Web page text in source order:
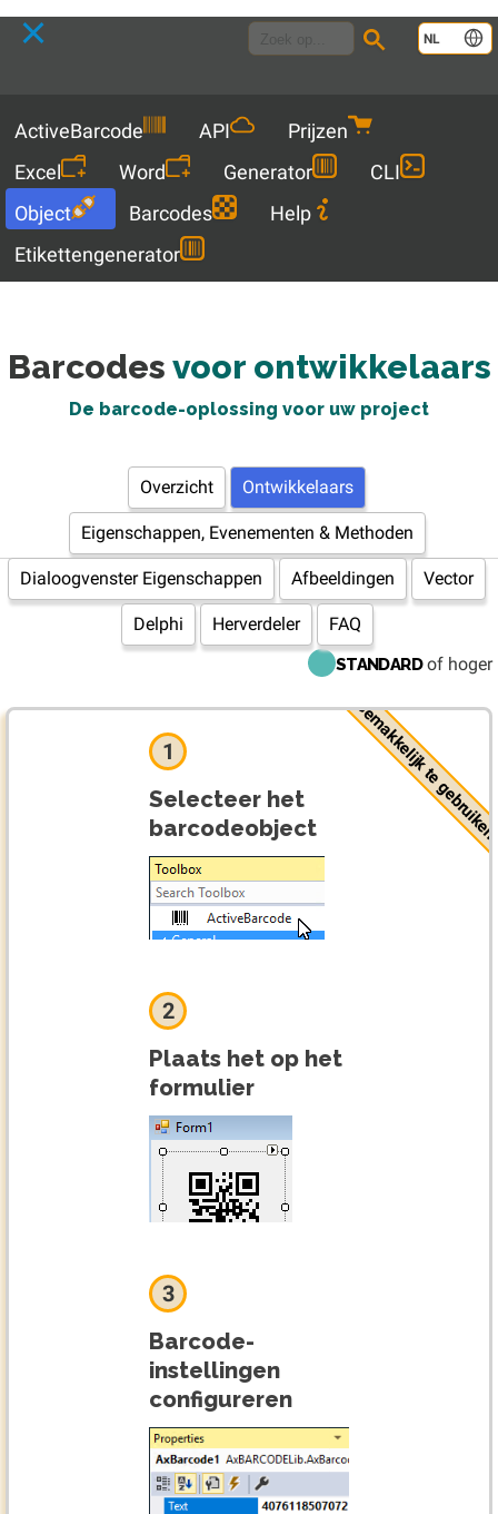
NL
ActiveBarcode API
Prijzen
Excel
Word Generator
CLI
Object
Barcodes
Help
Etikettengenerator
Barcodes voor ontwikkelaars
De barcode-oplossing voor uw project
Overzicht Ontwikkelaars
Eigenschappen, Evenementen & Methoden
Dialoogvenster Eigenschappen Afbeeldingen Vector
Delphi Herverdeler FAQ
STANDARDof hoger
Gemakkelijk te
1
Selecteer het
barcodeobject
2
Plaats het op het
formulier
3
Barcode-
instellingen
configureren